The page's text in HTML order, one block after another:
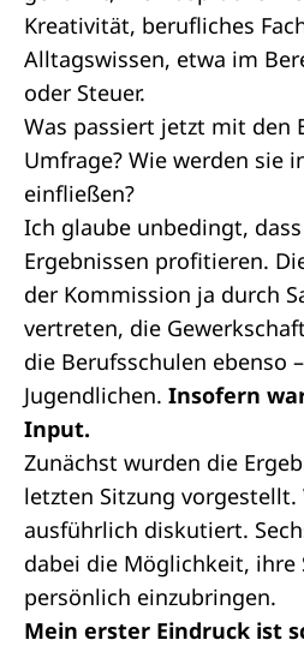
Kreativität, berufliches
Alltagswissen, etwa im
oder Steuer.
Was passiert jetzt mit den
Umfrage? Wie werden sie
einfließen?
Ich glaube unbedingt,
Ergebnissen profitieren.
der Kommission ja durch
vertreten, die
die Berufsschulen ebenso
Jugendlichen. Insofern
Input.
Zunächst wurden die
letzten Sitzung vorgestellt.
ausführlich diskutiert.
dabei die Möglichkeit, ihre
persönlich einzubringen.
Mein erster Eindruck ist